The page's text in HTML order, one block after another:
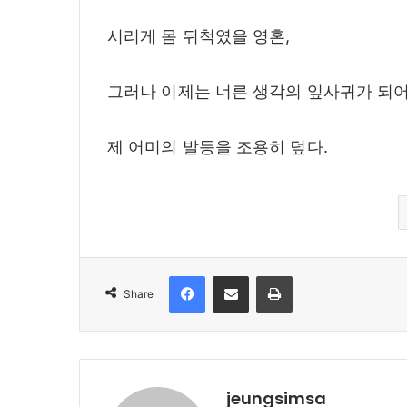
시리게 몸 뒤척였을 영혼,
그러나 이제는 너른 생각의 잎사귀가 되
제 어미의 발등을 조용히 덮다.
Share
FacebookShare via Email Print
jeungsimsa